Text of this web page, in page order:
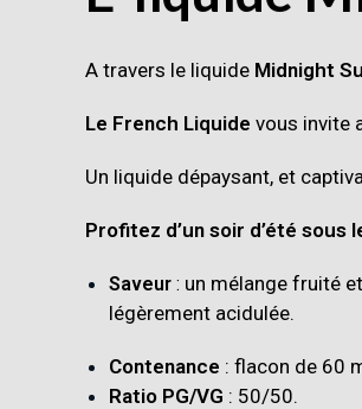
A travers le liquide Midnight
Le French Liquide vous invite
Un liquide dépaysant, et
Profitez d’un soir d’été sous
Saveur : un mélange fruité
légèrement acidulée.
Contenance : flacon de 60
Ratio PG/VG : 50/50.